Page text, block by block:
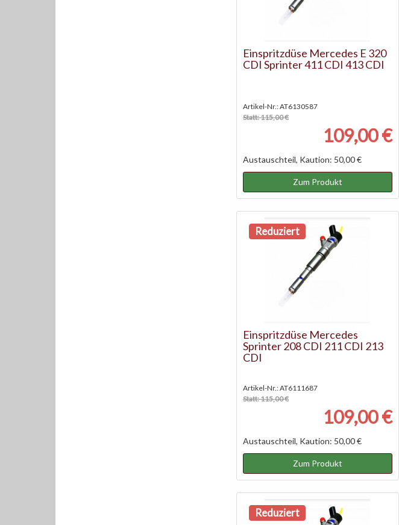
Einspritzdüse Mercedes E 320
CDI Sprinter 411 CDI 413 CDI
Artikel-Nr.: AT6130587
Statt: 115,00 €
109,00 €
Austauschteil, Kaution: 50,00 €
Zum Produkt
Reduziert
Einspritzdüse Mercedes
Sprinter 208 CDI 211 CDI 213
CDI
Artikel-Nr.: AT6111687
Statt: 115,00 €
109,00 €
Austauschteil, Kaution: 50,00 €
Zum Produkt
Reduziert